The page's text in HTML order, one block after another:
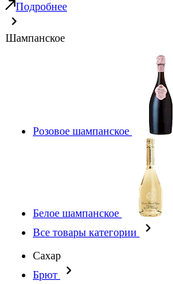
Подробнее
Шампанское
Розовое шампанское
Белое шампанское
Все товары категории
Сахар
Брют